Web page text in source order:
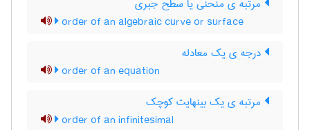
مرتبه ی منحنی یا سطح جبری
order of an algebraic curve or surface
درجه ی یک معادله
order of an equation
مرتبه ی یک بینهایت کوچک
order of an infinitesimal